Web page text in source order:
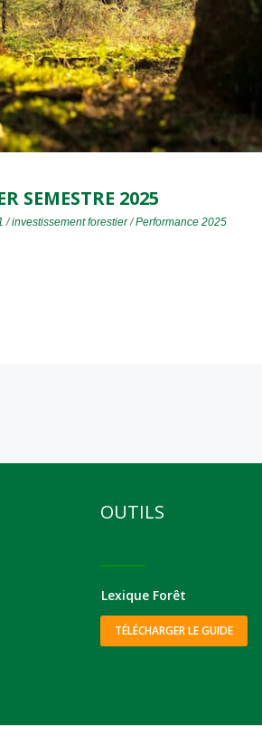
SEMESTRE 2025
/investissement forestier/Performance 2025
OUTILS
Lexique Forêt
TÉLÉCHARGER LE GUIDE